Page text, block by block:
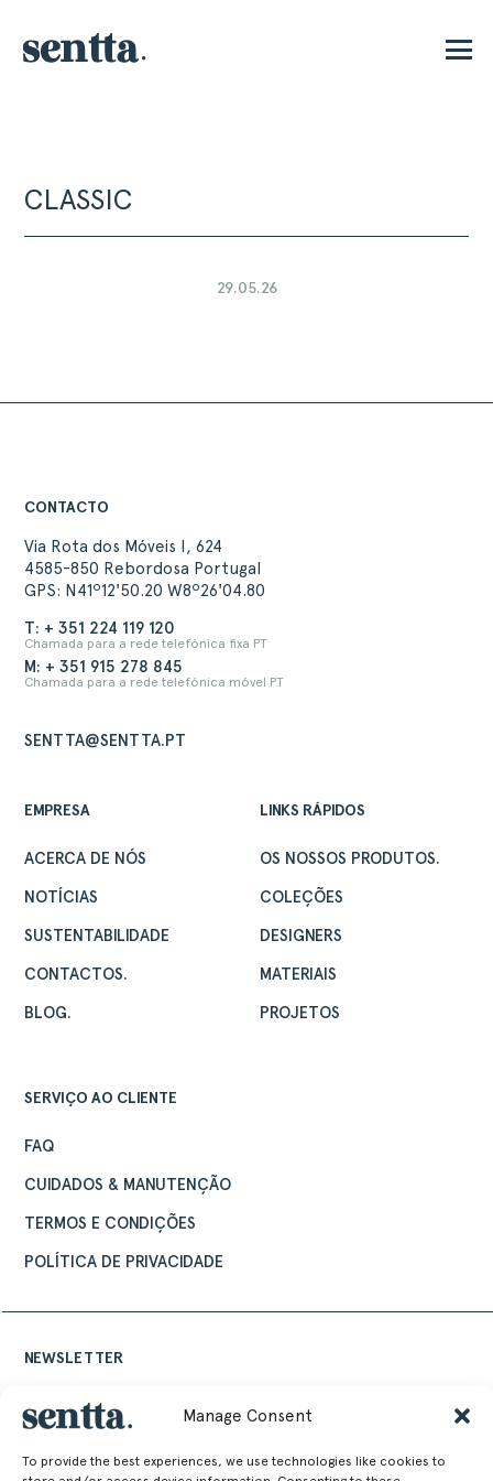
Manage Consent
To provide the best experiences, we use technologies like cookies to
ACERCA
DESIGNERS
PROJETOS
CLASSIC
29.05.26
CONTACTO
Via Rota dos Móveis I, 624
4585-850 Rebordosa Portugal
GPS: N41º12'50.20 W8º26'04.80
T: + 351 224 119 120
Chamada para a rede telefónica fixa PT
M: + 351 915 278 845
Chamada para a rede telefónica móvel PT
SENTTA@SENTTA.PT
EMPRESA
ACERCA DE NÓS
NOTÍCIAS
SUSTENTABILIDADE
CONTACTOS.
BLOG.
LINKS RÁPIDOS
OS NOSSOS PRODUTOS.
COLEÇÕES
DESIGNERS
MATERIAIS
PROJETOS
SERVIÇO AO CLIENTE
FAQ
CUIDADOS & MANUTENÇÃO
TERMOS E CONDIÇÕES
POLÍTICA DE PRIVACIDADE
NEWSLETTER
Sentta